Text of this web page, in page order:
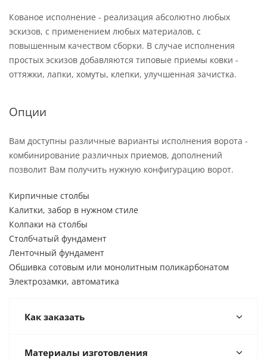
Кованое исполнение - реализация абсолютно любых
эскизов, с применением любых материалов, с
повышенным качеством сборки. В случае исполнения
простых эскизов добавляются типовые приемы ковки -
оттяжки, лапки, хомуты, клепки, улучшенная зачистка.
Опции
Вам доступны различные варианты исполнения ворота -
комбинирование различных приемов, дополнений
позволит Вам получить нужную конфигурацию ворот.
Кирпичные столбы
Калитки, забор в нужном стиле
Колпаки на столбы
Столбчатый фундамент
Ленточный фундамент
Обшивка сотовым или монолитным поликарбонатом
Электрозамки, автоматика
Как заказать
Материалы изготовления